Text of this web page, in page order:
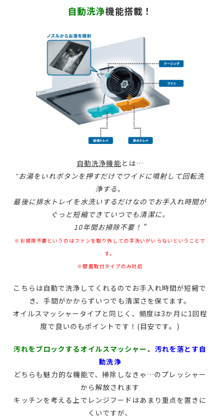
自動洗浄機能搭載！
自動洗浄機能とは…
‟お湯をいれボタンを押すだけでワイドに噴射して回転洗
浄する。
最後に排水トレイを水洗いするだけなのでお手入れ時間が
ぐっと短縮できていつでも清潔に。
10年間お掃除不要！”
※お掃除不要というのはファンを取り外しての手洗いがいらないということで
す。
※壁面取付タイプのみ対応
こちらは自動で洗浄してくれるのでお手入れ時間が短縮で
き、手間がかからずいつでも清潔さを保てます。
オイルスマッシャータイプと同じく、頻度は3か月に1回程
度で良いのもポイントです！(目安です。)
汚れをブロックするオイルスマッシャー、 汚れを落とす自
動洗浄
どちらも魅力的な機能で、掃除しなきゃ…のプレッシャー
から解放されます
キッチンを考える上でレンジフードはあまり重点を置きに
くいですが、